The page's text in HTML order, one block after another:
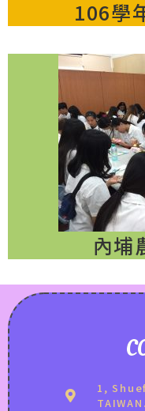
106學
內埔
1,
TAIWAN.